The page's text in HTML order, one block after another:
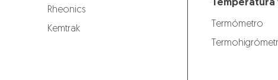
Rheonics
Kemtrak
Temperatura
Termómetro